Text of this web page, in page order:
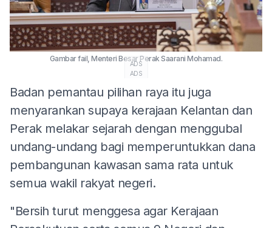
Gambar fail, Menteri Besar Perak Saarani Mohamad.
ADS
ADS
Badan pemantau pilihan raya itu juga
menyarankan supaya kerajaan Kelantan dan
Perak melakar sejarah dengan menggubal
undang-undang bagi memperuntukkan dana
pembangunan kawasan sama rata untuk
semua wakil rakyat negeri.
"Bersih turut menggesa agar Kerajaan